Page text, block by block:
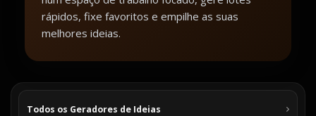
rápidos, fixe favoritos e empilhe as suas
melhores ideias.
Todos os Geradores de Ideias